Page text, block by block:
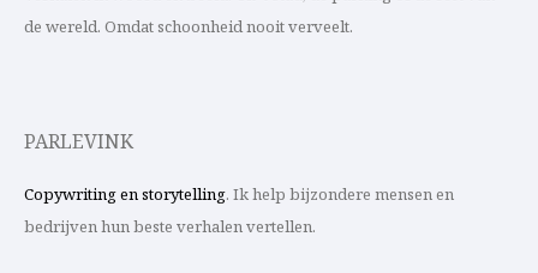
de wereld. Omdat schoonheid nooit verveelt.
PARLEVINK
Copywriting en storytelling. Ik help bijzondere mensen en
bedrijven hun beste verhalen vertellen.